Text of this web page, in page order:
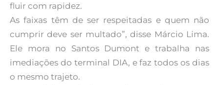
fluir com rapidez.
As faixas têm de ser respeitadas e quem não
cumprir deve ser multado”, disse Márcio Lima.
Ele mora no Santos Dumont e trabalha nas
imediações do terminal DIA, e faz todos os dias
o mesmo trajeto.